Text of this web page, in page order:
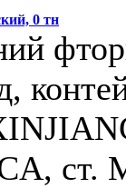
0 тн